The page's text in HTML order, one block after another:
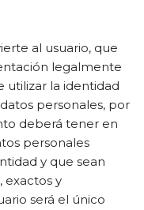
al usuario, que
legalmente
utilizar la identidad
personales, por
deberá tener en
personales
y que sean
exactos y
será el único